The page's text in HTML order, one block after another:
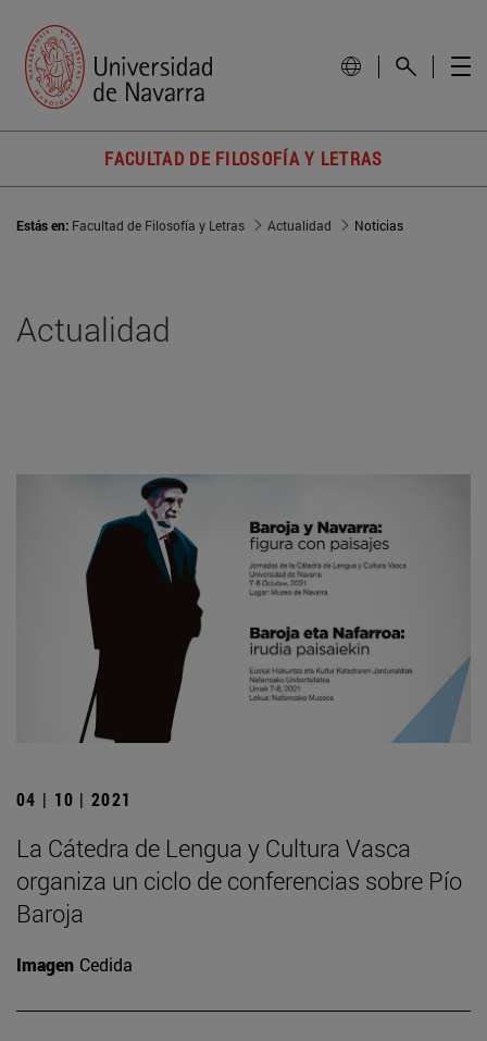
FACULTAD DE FILOSOFÍA Y LETRAS
Estás en: Facultad de Filosofía y Letras Actualidad Noticias
Actualidad
04 | 10 | 2021
La Cátedra de Lengua y Cultura Vasca
organiza un ciclo de conferencias sobre Pío
Baroja
Imagen Cedida